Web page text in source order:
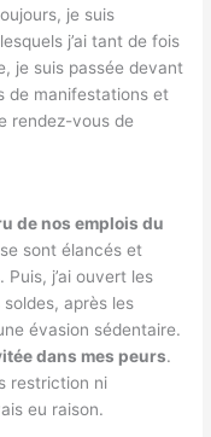
je suis
j’ai tant de fois
je suis passée devant
de manifestations et
rendez-vous de
de nos emplois du
sont élancés et
j’ai ouvert les
après les
évasion sédentaire.
dans mes peurs.
restriction ni
eu raison.